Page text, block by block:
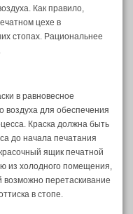
Как правило,
цехе в
стопах. Рациональнее
в равновесное
воздуха для обеспечения
Краска должна быть
до начала печатания
ящик печатной
из холодного помещения,
возможно перетаскивание
в стопе.